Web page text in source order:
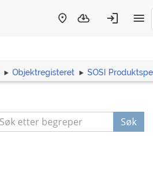
Objektregisteret SOSI
Søk